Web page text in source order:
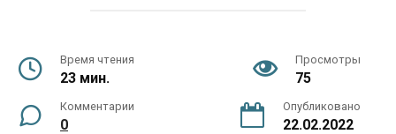
Время чтения
23 мин.
Просмотры
75
Комментарии
0
Опубликовано
22.02.2022